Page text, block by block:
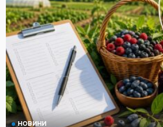
НОВИНИ